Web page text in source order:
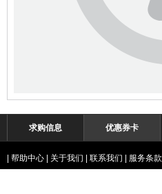
求购信息 优惠券卡
帮助中心 关于我们 联系我们 服务条款